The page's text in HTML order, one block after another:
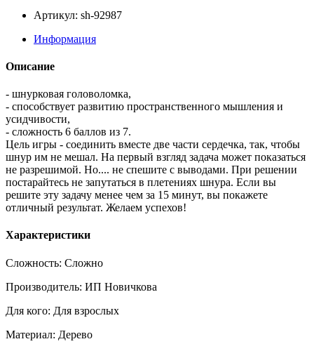
Артикул: sh-92987
Информация
Описание
- шнурковая головоломка,
- способствует развитию пространственного мышления и
усидчивости,
- сложность 6 баллов из 7.
Цель игры - соединить вместе две части сердечка, так, чтобы
шнур им не мешал. На первый взгляд задача может показаться
не разрешимой. Но.... не спешите с выводами. При решении
постарайтесь не запутаться в плетениях шнура. Если вы
решите эту задачу менее чем за 15 минут, вы покажете
отличный результат. Желаем успехов!
Характеристики
Сложность: Сложно
Производитель: ИП Новичкова
Для кого: Для взрослых
Материал: Дерево